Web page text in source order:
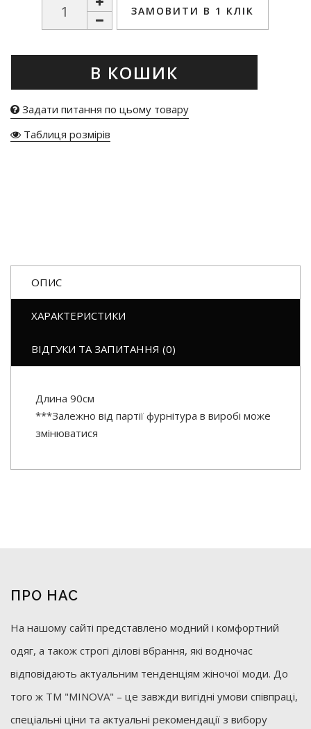
ЗАМОВИТИ В 1 КЛІК
В КОШИК
Задати питання по цьому товару
Таблиця розмірів
ОПИС
ХАРАКТЕРИСТИКИ
ВІДГУКИ ТА ЗАПИТАННЯ (0)
Длина 90см
***Залежно від партії фурнітура в виробі може
змінюватися
ПРО НАС
На нашому сайті представлено модний і комфортний
одяг, а також строгі ділові вбрання, які водночас
відповідають актуальним тенденціям жіночої моди. До
того ж ТМ "MINOVA" – це завжди вигідні умови співпраці,
спеціальні ціни та актуальні рекомендації з вибору